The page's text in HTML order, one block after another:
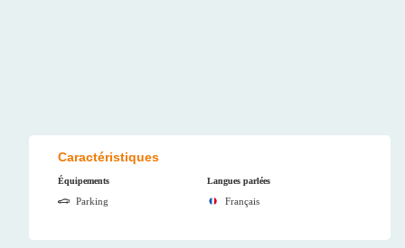
Caractéristiques
Équipements
Parking
Langues parlées
Français